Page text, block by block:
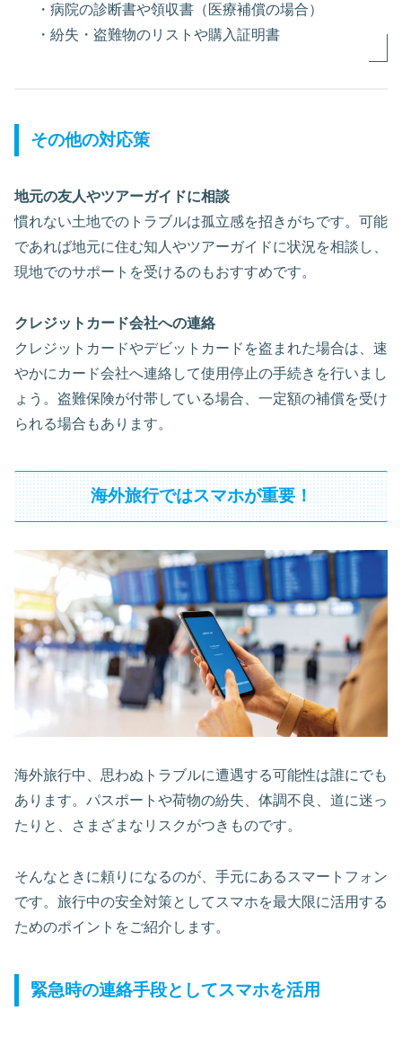
・病院の診断書や領収書（医療補償の場合）
・紛失・盗難物のリストや購入証明書
その他の対応策
地元の友人やツアーガイドに相談
慣れない土地でのトラブルは孤立感を招きがちです。可能
であれば地元に住む知人やツアーガイドに状況を相談し、
現地でのサポートを受けるのもおすすめです。
クレジットカード会社への連絡
クレジットカードやデビットカードを盗まれた場合は、速
やかにカード会社へ連絡して使用停止の手続きを行いまし
ょう。盗難保険が付帯している場合、一定額の補償を受け
られる場合もあります。
海外旅行ではスマホが重要！
海外旅行中、思わぬトラブルに遭遇する可能性は誰にでも
あります。パスポートや荷物の紛失、体調不良、道に迷っ
たりと、さまざまなリスクがつきものです。
そんなときに頼りになるのが、手元にあるスマートフォン
です。旅行中の安全対策としてスマホを最大限に活用する
ためのポイントをご紹介します。
緊急時の連絡手段としてスマホを活用